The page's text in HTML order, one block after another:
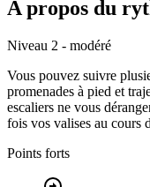
A propos du
Niveau 2 - modéré
Vous pouvez suivre
promenades à pied et
escaliers ne vous
fois vos valises au cours
Points forts